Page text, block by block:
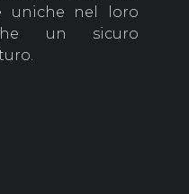
uniche nel loro
un sicuro